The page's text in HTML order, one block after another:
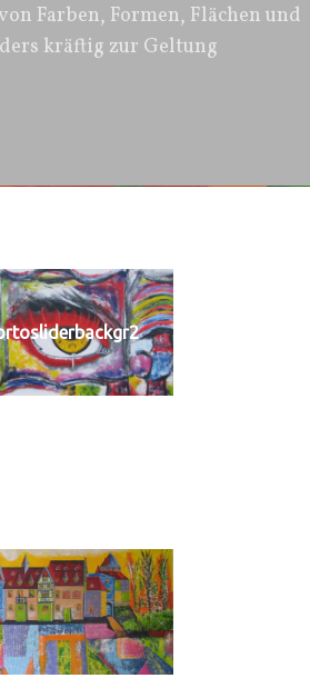
Farben, Formen, Flächen und
kräftig zur Geltung